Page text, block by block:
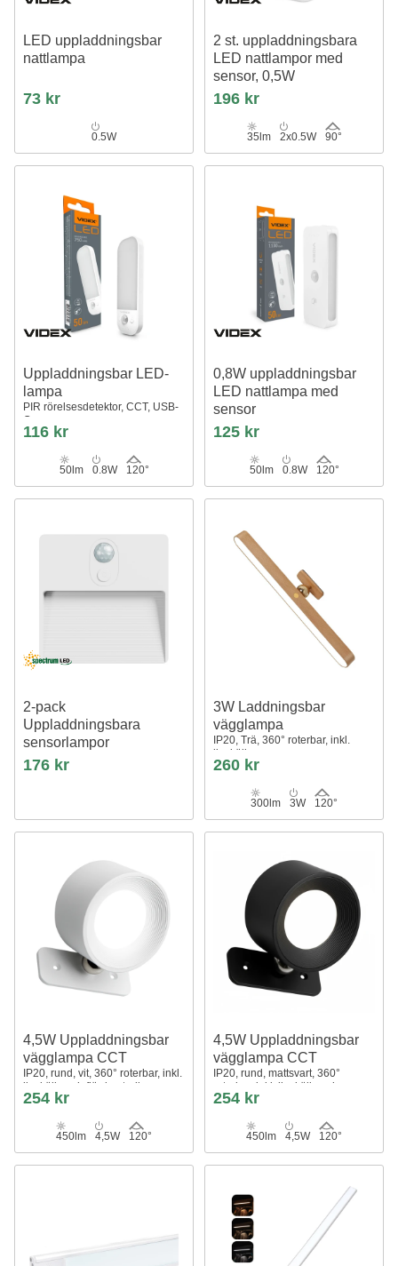
LED uppladdningsbar
nattlampa
73 kr
0.5W
2 st. uppladdningsbara
LED nattlampor med
sensor, 0,5W
PIR rörelsesensor, 3 ljusfärger,
USB-C, magnetisk montering,
196 kr
35lm 2x0.5W 90°
Uppladdningsbar LED-
lampa
PIR rörelsesdetektor, CCT, USB-
C
116 kr
50lm 0.8W 120°
0,8W uppladdningsbar
LED nattlampa med
sensor
50lm, PIR, CCT, magnetisk
montering, USB-C, 3.7V
125 kr
50lm 0.8W 120°
2-pack
Uppladdningsbara
sensorlampor
Magnet, USB-C, passar för
trappor, garderob, nattlampa mm.
176 kr
3W Laddningsbar
vägglampa
IP20, Trä, 360° roterbar, inkl.
ljuskälla
260 kr
300lm 3W 120°
4,5W Uppladdningsbar
vägglampa CCT
IP20, rund, vit, 360° roterbar, inkl.
ljuskälla och fjärrkontroll
254 kr
450lm 4,5W 120°
4,5W Uppladdningsbar
vägglampa CCT
IP20, rund, mattsvart, 360°
roterbar, inkl. ljuskälla och
fjärrkontroll
254 kr
450lm 4,5W 120°